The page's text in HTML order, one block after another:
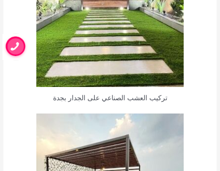
تركيب العشب الصناعي على الجدار بجدة